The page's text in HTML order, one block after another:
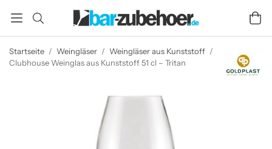
Startseite / Weingläser / Weingläser aus Kunststoff /
Clubhouse Weinglas aus Kunststoff 51 cl – Tritan